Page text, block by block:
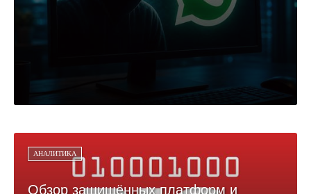
АНАЛИТИКА
Обзор защищённых платформ и